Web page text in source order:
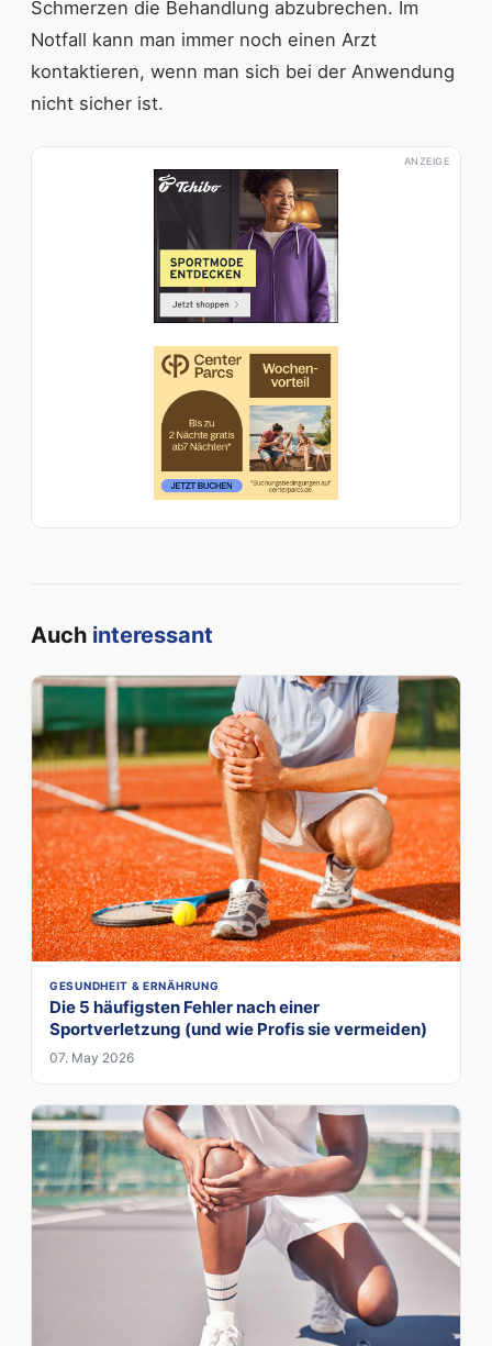
Schmerzen die Behandlung abzubrechen. Im
Notfall kann man immer noch einen Arzt
kontaktieren, wenn man sich bei der Anwendung
nicht sicher ist.
ANZEIGE
Auch interessant
GESUNDHEIT & ERNÄHRUNG
Die 5 häufigsten Fehler nach einer
Sportverletzung (und wie Profis sie vermeiden)
07. May 2026